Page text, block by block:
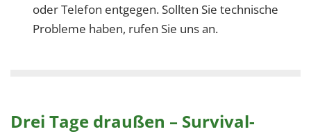
oder Telefon entgegen. Sollten Sie technische
Probleme haben, rufen Sie uns an.
Drei Tage draußen – Survival-